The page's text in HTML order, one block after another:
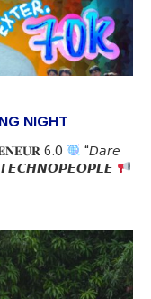
NIGHT
6.0
“𝘋𝘢𝘳𝘦
𝙏𝙀𝘾𝙃𝙉𝙊𝙋𝙀𝙊𝙋𝙇𝙀